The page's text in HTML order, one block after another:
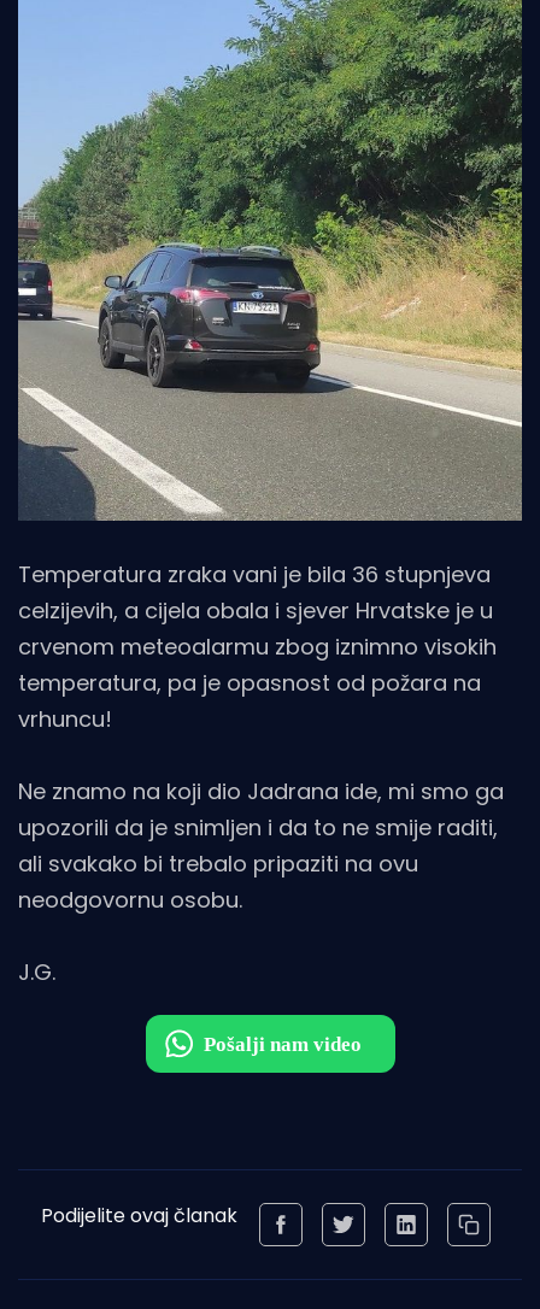
Temperatura zraka vani je bila 36 stupnjeva
celzijevih, a cijela obala i sjever Hrvatske je u
crvenom meteoalarmu zbog iznimno visokih
temperatura, pa je opasnost od požara na
vrhuncu!
Ne znamo na koji dio Jadrana ide, mi smo ga
upozorili da je snimljen i da to ne smije raditi,
ali svakako bi trebalo pripaziti na ovu
neodgovornu osobu.
J.G.
Podijelite ovaj članak